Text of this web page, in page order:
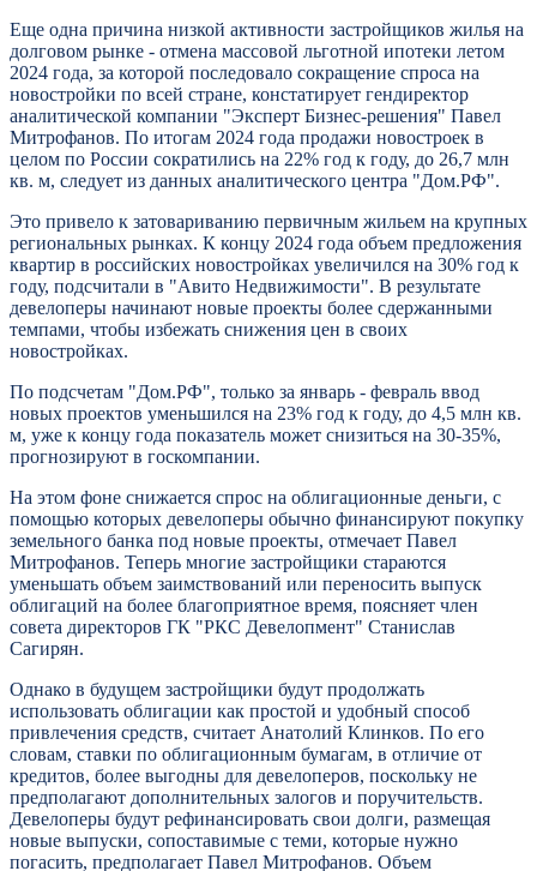
Еще одна причина низкой активности застройщиков жилья на
долговом рынке - отмена массовой льготной ипотеки летом
2024 года, за которой последовало сокращение спроса на
новостройки по всей стране, констатирует гендиректор
аналитической компании "Эксперт Бизнес-решения" Павел
Митрофанов. По итогам 2024 года продажи новостроек в
целом по России сократились на 22% год к году, до 26,7 млн
кв. м, следует из данных аналитического центра "Дом.РФ".
Это привело к затовариванию первичным жильем на крупных
региональных рынках. К концу 2024 года объем предложения
квартир в российских новостройках увеличился на 30% год к
году, подсчитали в "Авито Недвижимости". В результате
девелоперы начинают новые проекты более сдержанными
темпами, чтобы избежать снижения цен в своих
новостройках.
По подсчетам "Дом.РФ", только за январь - февраль ввод
новых проектов уменьшился на 23% год к году, до 4,5 млн кв.
м, уже к концу года показатель может снизиться на 30-35%,
прогнозируют в госкомпании.
На этом фоне снижается спрос на облигационные деньги, с
помощью которых девелоперы обычно финансируют покупку
земельного банка под новые проекты, отмечает Павел
Митрофанов. Теперь многие застройщики стараются
уменьшать объем заимствований или переносить выпуск
облигаций на более благоприятное время, поясняет член
совета директоров ГК "РКС Девелопмент" Станислав
Сагирян.
Однако в будущем застройщики будут продолжать
использовать облигации как простой и удобный способ
привлечения средств, считает Анатолий Клинков. По его
словам, ставки по облигационным бумагам, в отличие от
кредитов, более выгодны для девелоперов, поскольку не
предполагают дополнительных залогов и поручительств.
Девелоперы будут рефинансировать свои долги, размещая
новые выпуски, сопоставимые с теми, которые нужно
погасить, предполагает Павел Митрофанов. Объем